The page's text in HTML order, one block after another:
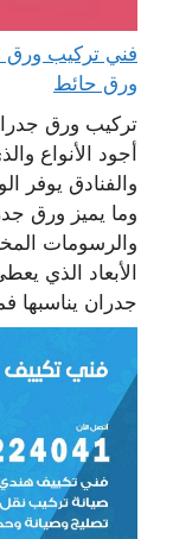
ورق حائط
تركيب ورق
أجود الأنواع
والفنادق يوفر
وما يميز ورق
والرسومات
الأبعاد الذي
جدران يناسبها